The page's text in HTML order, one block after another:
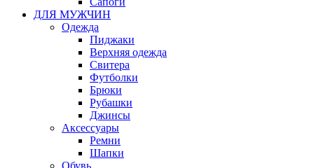
ДЛЯ МУЖЧИН
Одежда
Пиджаки
Верхняя одежда
Свитера
Футболки
Брюки
Рубашки
Джинсы
Аксессуары
Ремни
Шапки
Обувь